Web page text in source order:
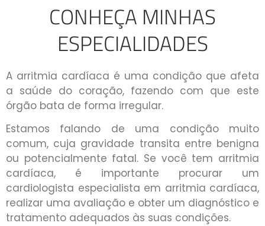
CONHEÇA MINHAS
ESPECIALIDADES
A arritmia cardíaca é uma condição que afeta
a saúde do coração, fazendo com que este
órgão bata de forma irregular.
Estamos falando de uma condição muito
comum, cuja gravidade transita entre benigna
ou potencialmente fatal. Se você tem arritmia
cardíaca, é importante procurar um
cardiologista especialista em arritmia cardíaca,
realizar uma avaliação e obter um diagnóstico e
tratamento adequados às suas condições.